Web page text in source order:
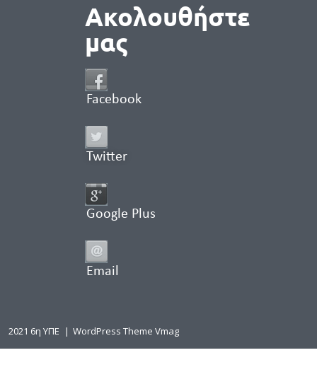
Ακολουθήστε
μας
Facebook
Twitter
Google Plus
Email
2021 6η ΥΠΕ | WordPress Theme Vmag